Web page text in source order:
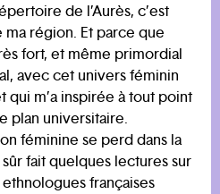
de l’Aurès, c’est
ma région. Et parce que
fort, et même primordial
avec cet univers féminin
qui m’a inspirée à tout point
plan universitaire.
féminine se perd dans la
sûr fait quelques lectures sur
françaises